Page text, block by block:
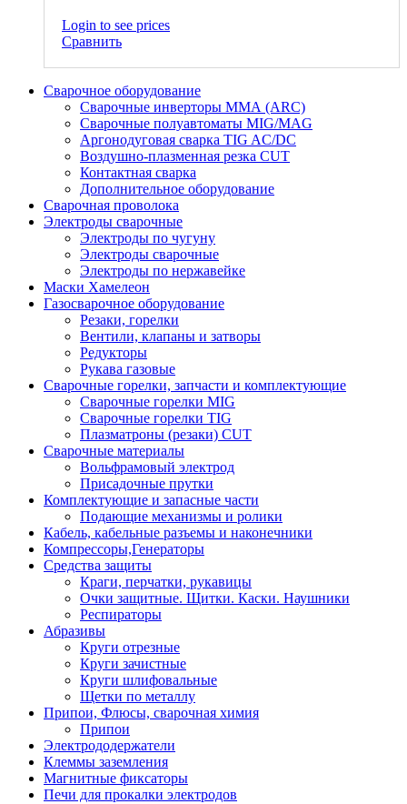
Login to see prices
Сравнить
Сварочное оборудование
Сварочные инверторы ММА (ARC)
Сварочные полуавтоматы MIG/MAG
Аргонодуговая сварка TIG AC/DC
Воздушно-плазменная резка CUT
Контактная сварка
Дополнительное оборудование
Сварочная проволока
Электроды сварочные
Электроды по чугуну
Электроды сварочные
Электроды по нержавейке
Маски Хамелеон
Газосварочное оборудование
Резаки, горелки
Вентили, клапаны и затворы
Редукторы
Рукава газовые
Сварочные горелки, запчасти и комплектующие
Сварочные горелки MIG
Сварочные горелки TIG
Плазматроны (резаки) CUT
Сварочные материалы
Вольфрамовый электрод
Присадочные прутки
Комплектующие и запасные части
Подающие механизмы и ролики
Кабель, кабельные разъемы и наконечники
Компрессоры,Генераторы
Средства защиты
Краги, перчатки, рукавицы
Очки защитные. Щитки. Каски. Наушники
Респираторы
Абразивы
Круги отрезные
Круги зачистные
Круги шлифовальные
Щетки по металлу
Припои, Флюсы, сварочная химия
Припои
Электрододержатели
Клеммы заземления
Магнитные фиксаторы
Печи для прокалки электродов